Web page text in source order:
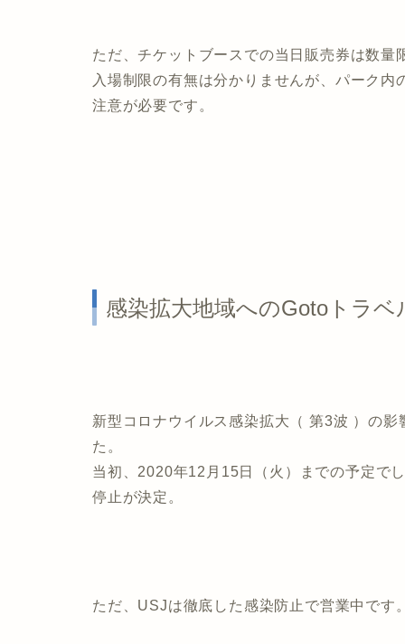
ただ、チケットブースでの当日販売券は数量
入場制限の有無は分かりませんが、パーク
注意が必要です。
感染拡大地域へのGotoトラベ
新型コロナウイルス感染拡大（ 第3波 ）の
た。
当初、2020年12月15日（火）までの予定で
停止が決定。
ただ、USJは徹底した感染防止で営業中です